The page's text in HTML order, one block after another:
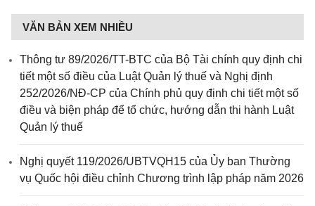
VĂN BẢN XEM NHIỀU
Thông tư 89/2026/TT-BTC của Bộ Tài chính quy định chi
tiết một số điều của Luật Quản lý thuế và Nghị định
252/2026/NĐ-CP của Chính phủ quy định chi tiết một số
điều và biện pháp để tổ chức, hướng dẫn thi hành Luật
Quản lý thuế
Nghị quyết 119/2026/UBTVQH15 của Ủy ban Thường
vụ Quốc hội điều chỉnh Chương trình lập pháp năm 2026